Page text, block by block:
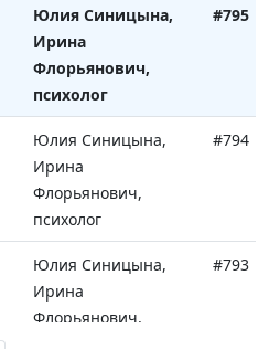
Юлия Синицына,
Ирина
Флорьянович,
психолог
#795
Юлия Синицына,
Ирина
Флорьянович,
психолог
#794
Юлия Синицына,
Ирина
Флорьянович,
#793